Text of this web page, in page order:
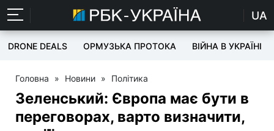
UA
DRONE DEALS ОРМУЗЬКА ПРОТОКА ВІЙНА В УКРАЇНІ
Головна » Новини » Політика
Зеленський: Європа має бути в
переговорах, варто визначити,